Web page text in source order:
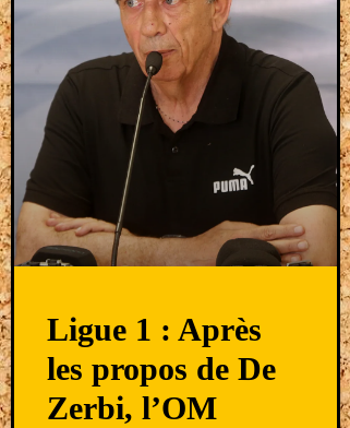
Ligue 1 : Après
les propos de De
Zerbi, l’OM